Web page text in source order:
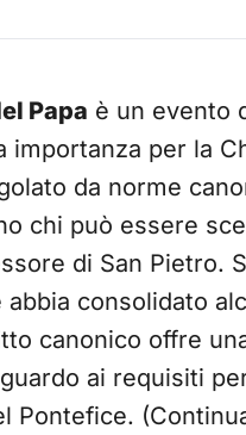
Papa è un evento
importanza per la
da norme
chi può essere
di San Pietro.
abbia consolidato
canonico offre
ai requisiti
Pontefice.